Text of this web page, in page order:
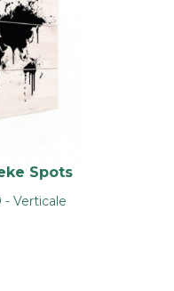
Spots
Verticale